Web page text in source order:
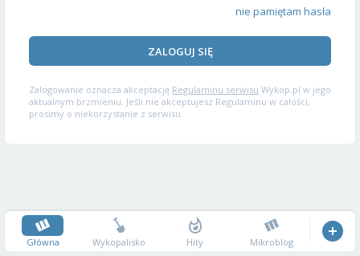
nie pamiętam hasła
ZALOGUJ SIĘ
Zalogowanie oznacza akceptację Regulaminu serwisu Wykop.pl w jego
aktualnym brzmieniu. Jeśli nie akceptujesz Regulaminu w całości,
prosimy o niekorzystanie z serwisu.
Główna Wykopalisko Hity Mikroblog